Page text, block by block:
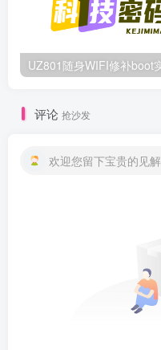
评论 抢沙发
欢迎您留下宝贵的见解